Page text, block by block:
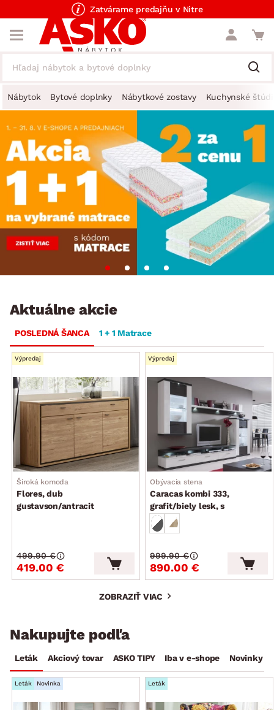
Zatvárame predajňu v Nitre
Nábytok Bytové doplnky Nábytkové zostavy Kuchynské
Aktuálne akcie
POSLEDNÁ ŠANCA 1 + 1 Matrace
Výpredaj
Široká komoda
Flores, dub
gustavson/antracit
419.00 €
499.90 €
Výpredaj
Obývacia stena
Caracas kombi 333,
grafit/biely lesk, s
osvetlením
890.00 €
999.90 €
ZOBRAZIŤ VIAC
Nakupujte podľa
Leták Akciový tovar ASKO TIPY Iba v e-shope Novinky
Leták Novinka Leták